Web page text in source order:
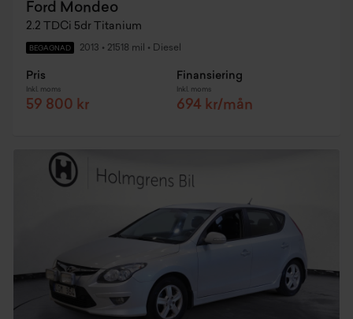
Ford Mondeo
2.2 TDCi 5dr Titanium
BEGAGNAD 2013 • 21518 mil • Diesel
Pris
Inkl. moms
59 800 kr
Finansiering
Inkl. moms
694 kr/mån